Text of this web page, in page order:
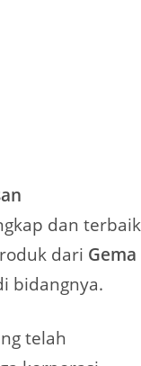
dan terbaik
dari Gema
bidangnya.
telah